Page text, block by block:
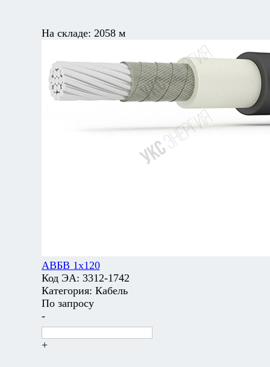
На складе: 2058 м
АВБВ 1х120
Код ЭА: 3312-1742
Категория: Кабель
По запросу
-
+